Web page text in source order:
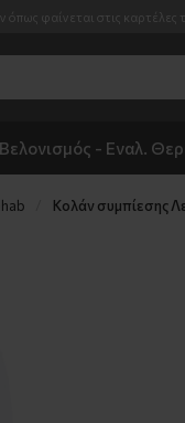
φαίνεται στις καρτέλες
Βελονισμός - Εναλ.
Κολάν συμπίεσης